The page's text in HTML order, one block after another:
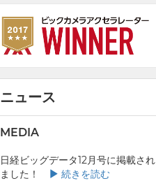
ニュース
MEDIA
日経ビッグデータ12月号に掲載され
ました！
続きを読む